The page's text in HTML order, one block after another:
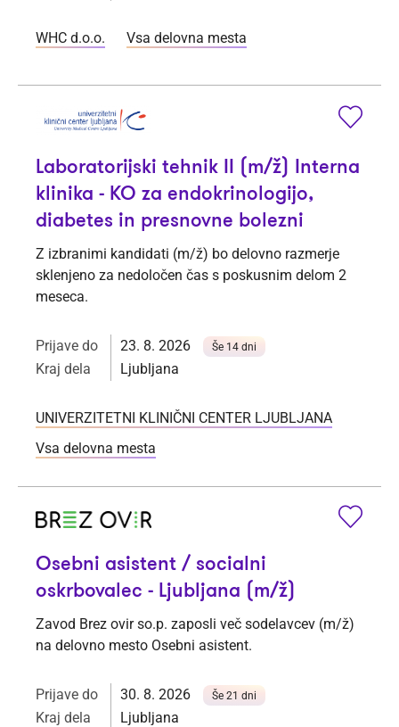
WHC d.o.o. Vsa delovna mesta
Laboratorijski tehnik II (m/ž) Interna
klinika - KO za endokrinologijo,
diabetes in presnovne bolezni
Z izbranimi kandidati (m/ž) bo delovno razmerje
sklenjeno za nedoločen čas s poskusnim delom 2
meseca.
Prijave do 23. 8. 2026 Še 14 dni
Kraj dela Ljubljana
UNIVERZITETNI KLINIČNI CENTER LJUBLJANA
Vsa delovna mesta
Osebni asistent / socialni
oskrbovalec - Ljubljana (m/ž)
Zavod Brez ovir so.p. zaposli več sodelavcev (m/ž)
na delovno mesto Osebni asistent.
Prijave do 30. 8. 2026 Še 21 dni
Kraj dela Ljubljana